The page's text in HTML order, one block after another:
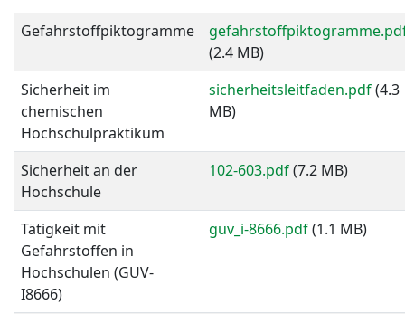
Gefahrstoffpiktogramme
(2.4 MB)
Sicherheit im
chemischen
Hochschulpraktikum
sicherheitsleitfaden.pdf(4.3
MB)
Sicherheit an der
Hochschule
102-603.pdf(7.2 MB)
Tätigkeit mit
Gefahrstoffen in
Hochschulen (GUV-
I8666)
guv_i-8666.pdf(1.1 MB)